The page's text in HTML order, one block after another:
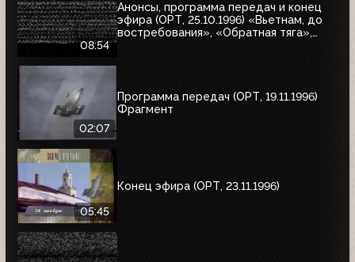
08:54
Анонсы, программа передач и конец
эфира (ОРТ, 25.10.1996) «Вьетнам, до
востребования», «Обратная тяга»,
02:07
Программа передач (ОРТ, 19.11.1996)
Фрагмент
05:45
Конец эфира (ОРТ, 23.11.1996)